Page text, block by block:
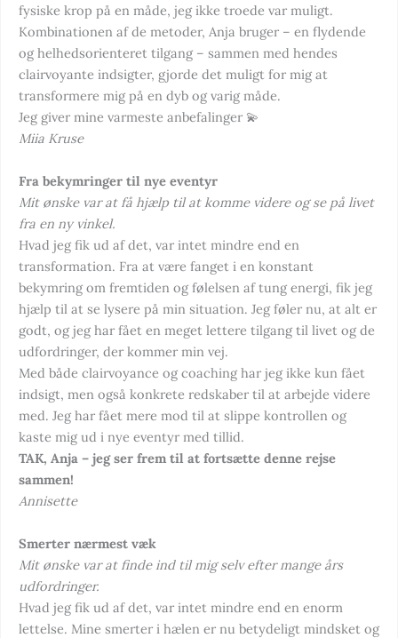
fysiske krop på en måde, jeg ikke troede var muligt.
Kombinationen af de metoder, Anja bruger – en flydende
og helhedsorienteret tilgang – sammen med hendes
clairvoyante indsigter, gjorde det muligt for mig at
transformere mig på en dyb og varig måde.
Jeg giver mine varmeste anbefalinger 💫
Miia Kruse
Fra bekymringer til nye eventyr
Mit ønske var at få hjælp til at komme videre og se på livet
fra en ny vinkel.
Hvad jeg fik ud af det, var intet mindre end en
transformation. Fra at være fanget i en konstant
bekymring om fremtiden og følelsen af tung energi, fik jeg
hjælp til at se lysere på min situation. Jeg føler nu, at alt er
godt, og jeg har fået en meget lettere tilgang til livet og de
udfordringer, der kommer min vej.
Med både clairvoyance og coaching har jeg ikke kun fået
indsigt, men også konkrete redskaber til at arbejde videre
med. Jeg har fået mere mod til at slippe kontrollen og
kaste mig ud i nye eventyr med tillid.
TAK, Anja – jeg ser frem til at fortsætte denne rejse
sammen!
Annisette
Smerter nærmest væk
Mit ønske var at finde ind til mig selv efter mange års
udfordringer.
Hvad jeg fik ud af det, var intet mindre end en enorm
lettelse. Mine smerter i hælen er nu betydeligt mindsket og